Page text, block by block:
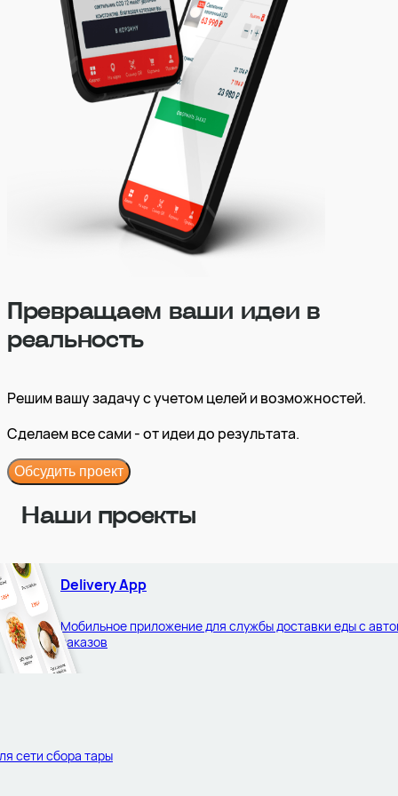
Превращаем ваши идеи в
реальность
Решим вашу задачу с учетом целей и возможностей.
Сделаем все сами - от идеи до результата.
Обсудить проект
Наши проекты
Delivery App
Мобильное приложение для службы доставки еды с
заказов
сети сбора тары